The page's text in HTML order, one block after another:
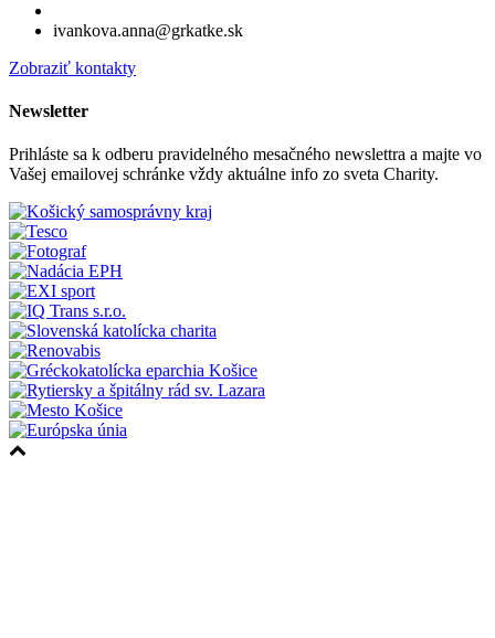
ivankova.anna@grkatke.sk
Zobraziť kontakty
Newsletter
Prihláste sa k odberu pravidelného mesačného newslettra a majte vo
Vašej emailovej schránke vždy aktuálne info zo sveta Charity.